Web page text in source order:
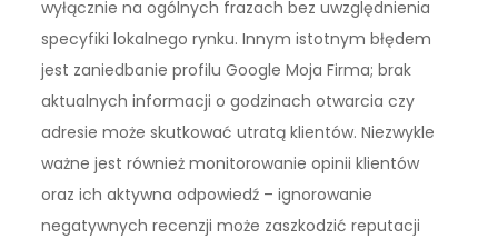
wyłącznie na ogólnych frazach bez uwzględnienia
specyfiki lokalnego rynku. Innym istotnym błędem
jest zaniedbanie profilu Google Moja Firma; brak
aktualnych informacji o godzinach otwarcia czy
adresie może skutkować utratą klientów. Niezwykle
ważne jest również monitorowanie opinii klientów
oraz ich aktywna odpowiedź – ignorowanie
negatywnych recenzji może zaszkodzić reputacji